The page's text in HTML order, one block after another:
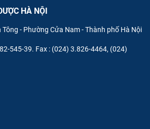
HÀ NỘI
Tông - Phường Cửa Nam - Thành phố Hà Nội
545-39. Fax : (024) 3.826-4464, (024)